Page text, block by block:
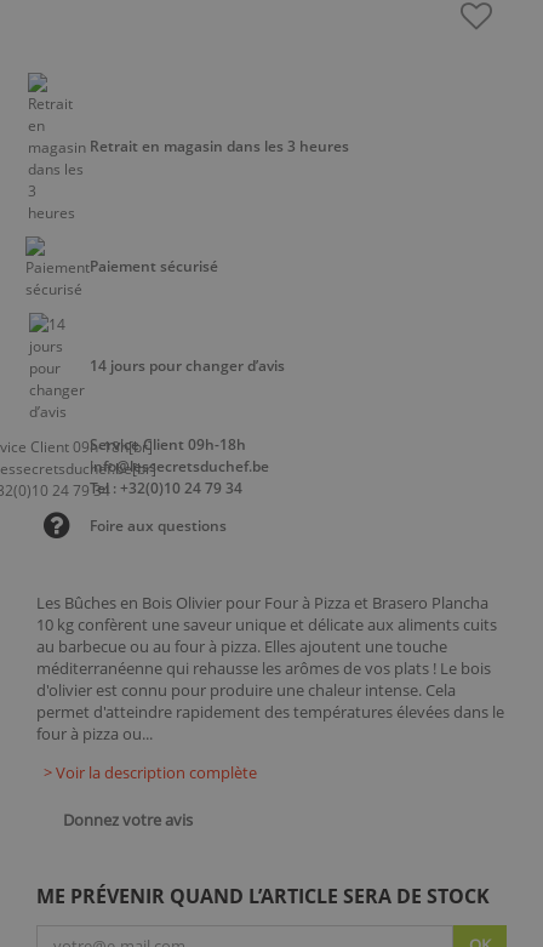
Les Bûches en Bois Olivier pour Four à Pizza et Brasero Plancha
10 kg confèrent une saveur unique et délicate aux aliments cuits
au barbecue ou au four à pizza. Elles ajoutent une touche
méditerranéenne qui rehausse les arômes de vos plats ! Le bois
d'olivier est connu pour produire une chaleur intense. Cela
permet d'atteindre rapidement des températures élevées dans le
four à pizza ou...
> Voir la description complète
Donnez votre avis
ME PRÉVENIR QUAND L’ARTICLE SERA DE STOCK
Retrait en magasin dans les 3 heures
Paiement sécurisé
14 jours pour changer d’avis
Service Client 09h-18h
info@lessecretsduchef.be
Tel : +32(0)10 24 79 34
Foire aux questions